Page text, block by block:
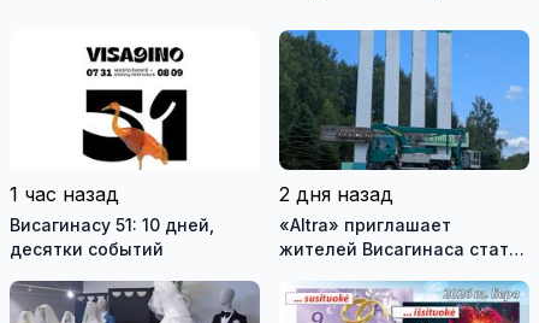
1 час назад
Висагинасу 51: 10 дней,
десятки событий
2 дня назад
«Altra» приглашает
жителей Висагинаса стать
обновлённой стелы